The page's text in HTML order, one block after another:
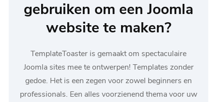
gebruiken om een Joomla
website te maken?
TemplateToaster is gemaakt om spectaculaire
Joomla sites mee te ontwerpen! Templates zonder
gedoe. Het is een zegen voor zowel beginners en
professionals. Een alles voorzienend thema voor uw